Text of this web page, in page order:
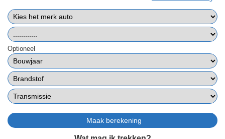
Optioneel